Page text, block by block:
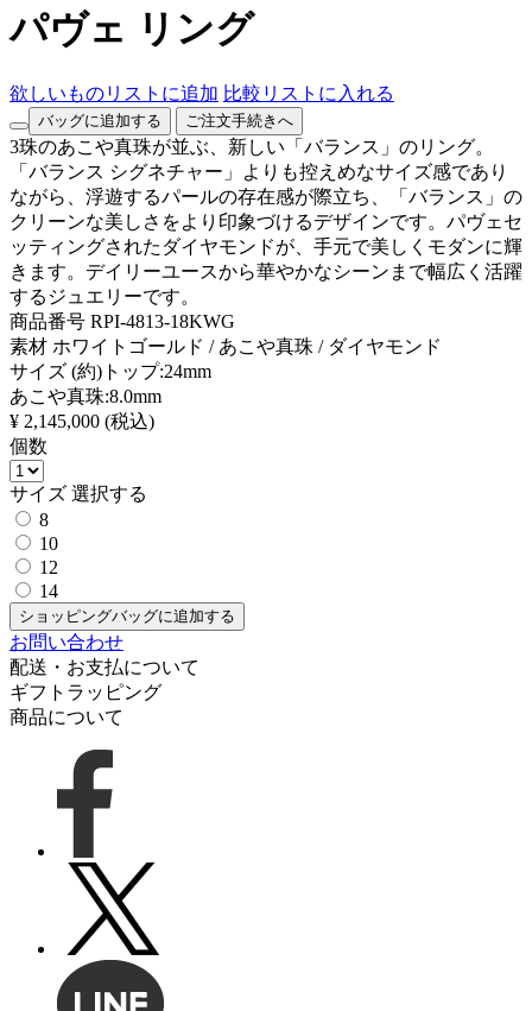
パヴェ リング
欲しいものリストに追加 比較リストに入れる
バッグに追加する ご注文手続きへ
3珠のあこや真珠が並ぶ、新しい「バランス」のリング。
「バランス シグネチャー」よりも控えめなサイズ感であり
ながら、浮遊するパールの存在感が際立ち、「バランス」の
クリーンな美しさをより印象づけるデザインです。パヴェセ
ッティングされたダイヤモンドが、手元で美しくモダンに輝
きます。デイリーユースから華やかなシーンまで幅広く活躍
するジュエリーです。
商品番号 RPI-4813-18KWG
素材 ホワイトゴールド / あこや真珠 / ダイヤモンド
サイズ (約)トップ:24mm
あこや真珠:8.0mm
¥ 2,145,000 (税込)
個数
サイズ 選択する
8
10
12
14
ショッピングバッグに追加する
お問い合わせ
配送・お支払について
ギフトラッピング
商品について